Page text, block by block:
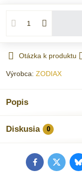
Otázka k produktu
Výrobca: ZODIAX
Popis
Diskusia 0
FacebookTwitter